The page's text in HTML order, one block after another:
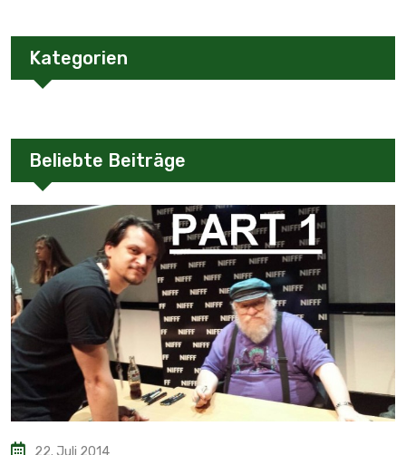
Kategorien
Beliebte Beiträge
22. Juli 2014